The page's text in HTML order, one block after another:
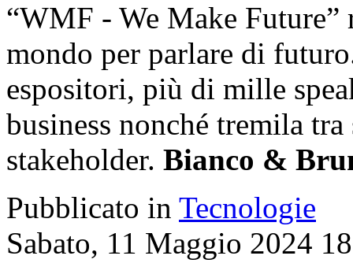
“WMF - We Make
mondo per parlare di
espositori, più di mille
business nonché tremila
stakeholder. Bianco &
Pubblicato in Tecnologie
Sabato, 11 Maggio 2024